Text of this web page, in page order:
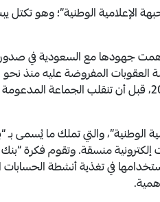
الإعلامية الوطنية”؛ وهو تكتل
جهودها مع السعودية في
العقوبات المفروضة عليه منذ
تحالف العائلة مع الحوثيين للاستيلاء على صنعاء في عام 2014، قبل أن
الوطنية”، والتي تملك ما يُسمى
منسقة. وتقوم فكرة
في تغذية أنشطة الحسابات